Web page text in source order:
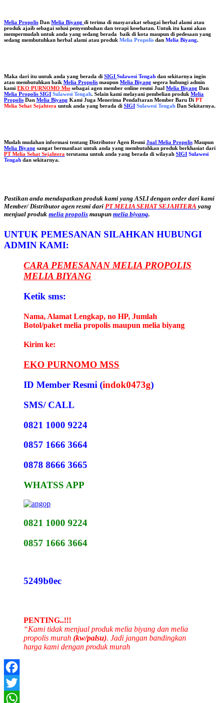
Melia Propolis Dan Melia Biyang di terima di masyarakat sebagai herbal alami atau
produk ajaib sebagai solusi penyembuhan dan terapi kesehatan. Untuk itu kami akan
mempermudah untuk anda yang sedang berada baik di kota maupun di pedesaan yang
sedang membutuhkan herbal alami atau produk Melia Propolis dan Melia Biyang.
Maka dari itu untuk anda yang berada di SIGI Sulawesi Tengah dan sekitarnya ingin
atau membutuhkan baik Melia Propolis maupun Melia Biyang segera hubungi admin
kami EKO PURNOMO Mss sebagai agen member online resmi Jual Melia Biyang Dan
Melia Propolis SIGI Sulawesi Tengah. Selain kami melayani pembelian produk Melia
Propolis Dan Melia Biyang Kami Juga Menerima Pendaftaran Member Baru Di PT
Melia Sehat Sejahtera untuk anda yang berada di SIGI Sulawesi Tengah Dan Sekitarnya.
Mudah mudahan informasi tentang Distributor Agen Resmi Jual Melia Propolis Maupun
Melia Biyang sangat bermanfaat untuk anda yang membutuhkan produk berkhasiat dari
PT Melia Sehat Sejahtera terutama untuk anda yang berada di wilayah SIGI Sulawesi
Tengah dan sekitarnya.
Pastikan anda mendapatkan produk kami yang ASLI dengan order dari kami
Member/ Distributor agen resmi dari PT MELIA SEHAT SEJAHTERA yang
menjual produk melia propolis maupun melia biyang.
UNTUK PEMESANAN SILAHKAN HUBUNGI
ADMIN KAMI:
CARA PEMESANAN MELIA PROPOLIS
MELIA BIYANG
Ketik sms:
Nama, Alamat Lengkap, no HP, Jumlah
Botol/paket melia propolis maupun melia biyang
Kirim ke:
EKO PURNOMO MSS
ID Member Resmi (indok0473g)
SMS/ CALL
0821 1000 9224
0857 1666 3664
0878 8666 3665
WHATSS APP
0821 1000 9224
0857 1666 3664
5249b0ec
PENTING..!!!
“Kami tidak menjual produk melia biyang dan melia
propolis murah (kw/palsu). Jadi jangan bandingkan
harga kami dengan produk murah
Facebook
Twitter